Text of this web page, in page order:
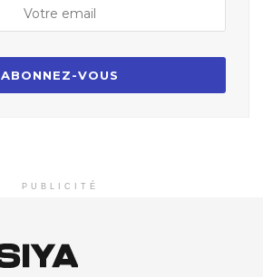
PUBLICITÉ